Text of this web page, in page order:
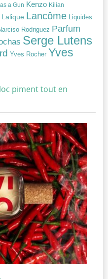
a Gun Kenzo Kilian
Lalique Lancôme Liquides
Rodriguez Parfum
Serge Lutens
Yves Rocher Yves
piment tout en